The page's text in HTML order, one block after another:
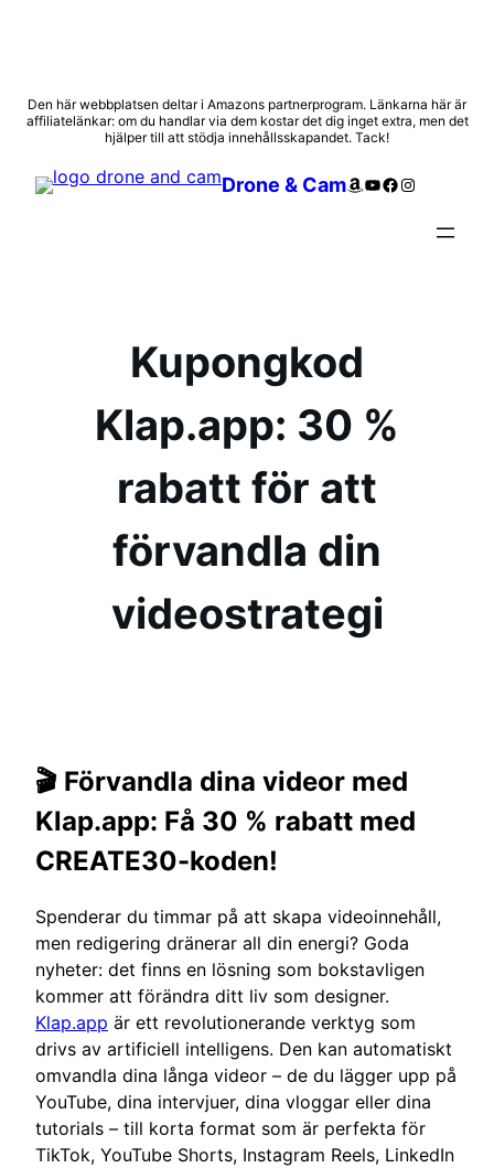
Hoppa
till
Den här webbplatsen deltar i Amazons partnerprogram. Länkarna här är
affiliatelänkar: om du handlar via dem kostar det dig inget extra, men det
hjälper till att stödja innehållsskapandet. Tack!
Drone & CamAmazon
YouTube
Facebook
Instagram
Kupongkod
Klap.app: 30 %
rabatt för att
förvandla din
videostrategi
🎬 Förvandla dina videor med
Klap.app: Få 30 % rabatt med
CREATE30-koden!
Spenderar du timmar på att skapa videoinnehåll,
men redigering dränerar all din energi? Goda
nyheter: det finns en lösning som bokstavligen
kommer att förändra ditt liv som designer.
Klap.app är ett revolutionerande verktyg som
drivs av artificiell intelligens. Den kan automatiskt
omvandla dina långa videor – de du lägger upp på
YouTube, dina intervjuer, dina vloggar eller dina
tutorials – till korta format som är perfekta för
TikTok, YouTube Shorts, Instagram Reels, LinkedIn